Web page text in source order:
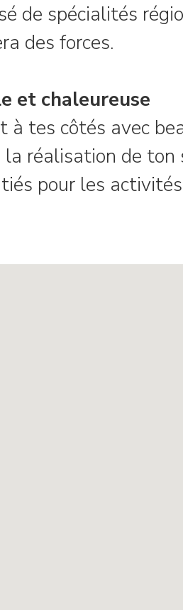
de spécialités
des forces.
et chaleureuse
tes côtés avec
réalisation de ton
pour les